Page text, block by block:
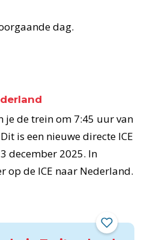
dag.
je de trein om 7:45 uur van
is een nieuwe directe ICE
december 2025. In
op de ICE naar Nederland.